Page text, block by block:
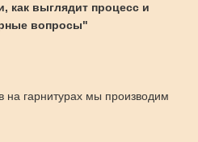
как выглядит процесс и
вопросы"
гарнитурах мы производим